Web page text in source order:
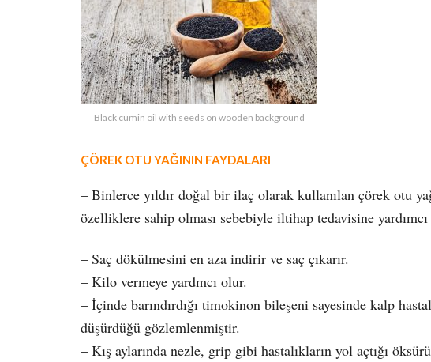
Black cumin oil with seeds on wooden background
ÇÖREK OTU YAĞININ FAYDALARI
– Binlerce yıldır doğal bir ilaç olarak kullanılan çörek otu
özelliklere sahip olması sebebiyle iltihap tedavisine
– Saç dökülmesini en aza indirir ve saç çıkarır.
– Kilo vermeye yardmcı olur.
– İçinde barındırdığı timokinon bileşeni sayesinde kalp
düşürdüğü gözlemlenmiştir.
– Kış aylarında nezle, grip gibi hastalıkların yol açtığı